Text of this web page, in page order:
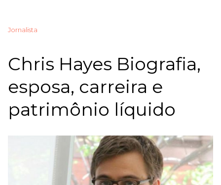
Jornalista
Chris Hayes Biografia,
esposa, carreira e
patrimônio líquido